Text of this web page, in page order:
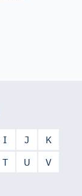
I J
K
T U
V